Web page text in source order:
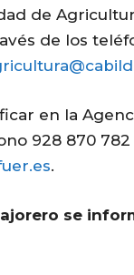
de
de los
en la
928 870
.
se